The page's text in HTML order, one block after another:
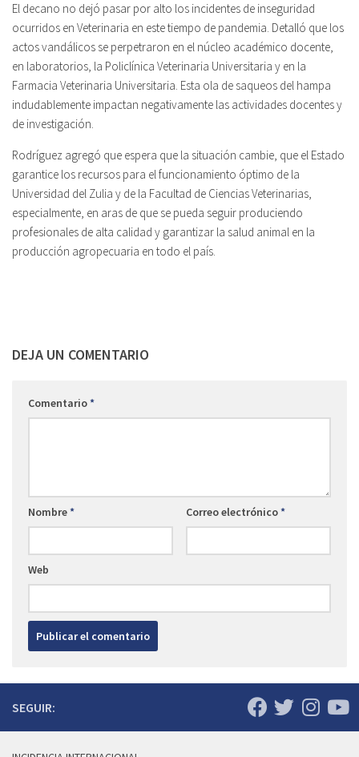
El decano no dejó pasar por alto los incidentes de inseguridad
ocurridos en Veterinaria en este tiempo de pandemia. Detalló que los
actos vandálicos se perpetraron en el núcleo académico docente,
en laboratorios, la Policlínica Veterinaria Universitaria y en la
Farmacia Veterinaria Universitaria. Esta ola de saqueos del hampa
indudablemente impactan negativamente las actividades docentes y
de investigación.
Rodríguez agregó que espera que la situación cambie, que el Estado
garantice los recursos para el funcionamiento óptimo de la
Universidad del Zulia y de la Facultad de Ciencias Veterinarias,
especialmente, en aras de que se pueda seguir produciendo
profesionales de alta calidad y garantizar la salud animal en la
producción agropecuaria en todo el país.
DEJA UN COMENTARIO
Comentario*
Nombre* Correo electrónico*
Web
SEGUIR: